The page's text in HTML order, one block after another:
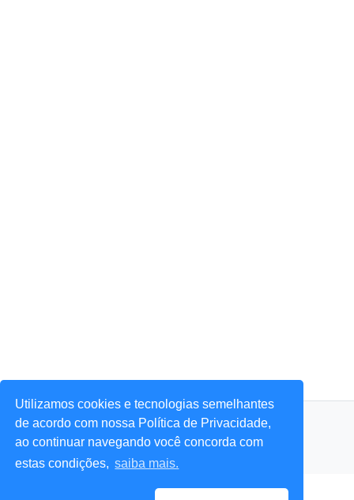
Utilizamos cookies e tecnologias semelhantes
de acordo com nossa Política de Privacidade,
ao continuar navegando você concorda com
estas condições, saiba mais.
© 2026 Portal Agora Sim! — Todos os direitos reservados.